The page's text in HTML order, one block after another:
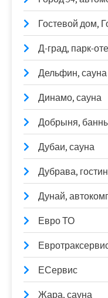
Гостевой дом,
Д-град, парк-
Дельфин, сауна
Динамо, сауна
Добрыня,
Дубаи, сауна
Дубрава,
Дунай,
Евро ТО
ЕСервис
Жара, сауна